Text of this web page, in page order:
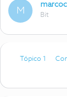
M Bit
Tópico 1